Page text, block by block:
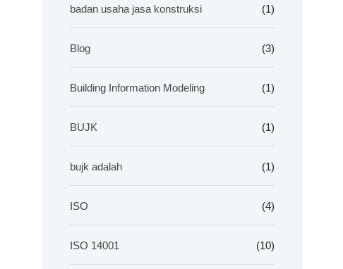
badan usaha jasa konstruksi (1)
Blog (3)
Building Information Modeling (1)
BUJK (1)
bujk adalah (1)
ISO (4)
ISO 14001 (10)